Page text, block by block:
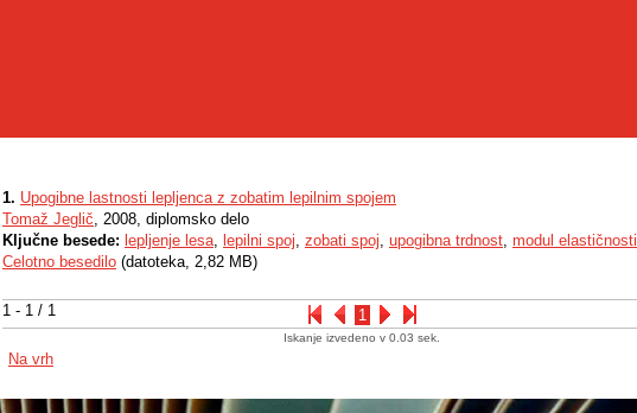
1 - 1 / 1 1
1. Upogibne lastnosti lepljenca z zobatim lepilnim spojem
Tomaž Jeglič, 2008, diplomsko delo
Ključne besede: lepljenje lesa, lepilni spoj, zobati spoj, upogibna trdnost, modul elastičnosti
Celotno besedilo (datoteka, 2,82 MB)
Iskanje izvedeno v 0.03 sek.
Na vrh